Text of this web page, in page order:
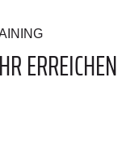
ERREICHEN